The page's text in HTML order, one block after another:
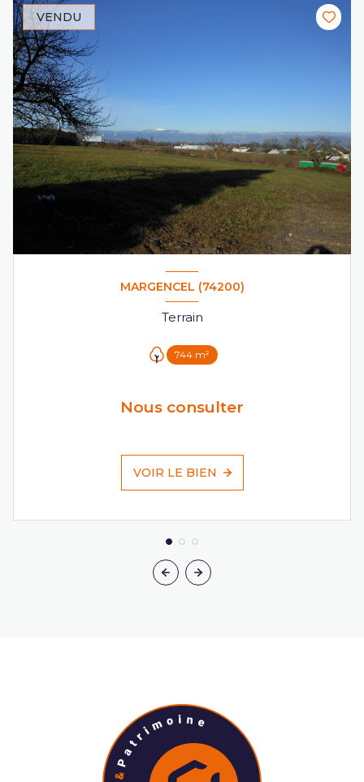
VENDU
MARGENCEL (74200)
Terrain
744 m²
Nous consulter
VOIR LE BIEN